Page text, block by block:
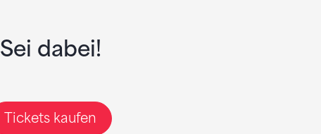
Sei dabei!
Tickets kaufen